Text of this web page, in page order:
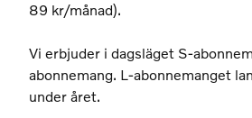
89 kr/månad).
Vi erbjuder i dagsläget S-
abonnemang. L-abonnemanget
under året.